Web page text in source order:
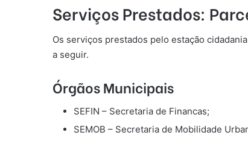
Serviços Prestados:
Os serviços prestados pelo estação
a seguir.
Órgãos Municipais
SEFIN – Secretaria de Financas;
SEMOB – Secretaria de Mobilidade